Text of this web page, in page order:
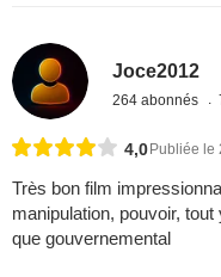
Joce2012
264 abonnés
4,0 Publiée le
Très bon film
manipulation, pouvoir,
que gouvernemental